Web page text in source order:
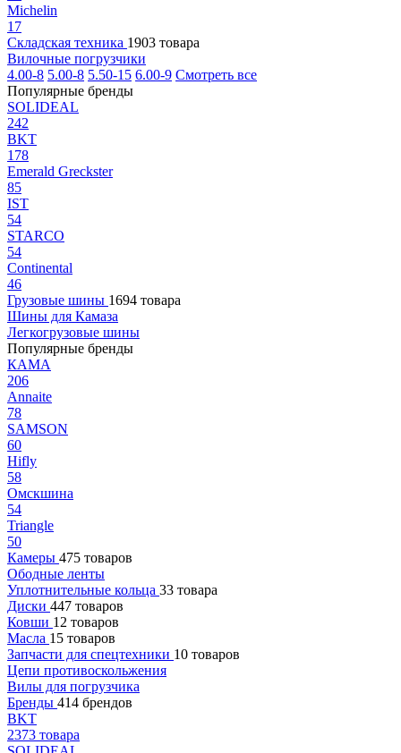
Michelin
17
Складская техника 1903 товара
Вилочные погрузчики
4.00-8 5.00-8 5.50-15 6.00-9 Смотреть все
Популярные бренды
SOLIDEAL
242
BKT
178
Emerald Greckster
85
IST
54
STARCO
54
Continental
46
Грузовые шины 1694 товара
Шины для Камаза
Легкогрузовые шины
Популярные бренды
КАМА
206
Annaite
78
SAMSON
60
Hifly
58
Омскшина
54
Triangle
50
Камеры 475 товаров
Ободные ленты
Уплотнительные кольца 33 товара
Диски 447 товаров
Ковши 12 товаров
Масла 15 товаров
Запчасти для спецтехники 10 товаров
Цепи противоскольжения
Вилы для погрузчика
Бренды 414 брендов
BKT
2373 товара